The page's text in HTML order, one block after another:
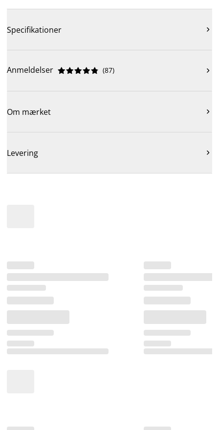
Specifikationer 
Anmeldelser 




 (87) 
Om mærket 
Levering 